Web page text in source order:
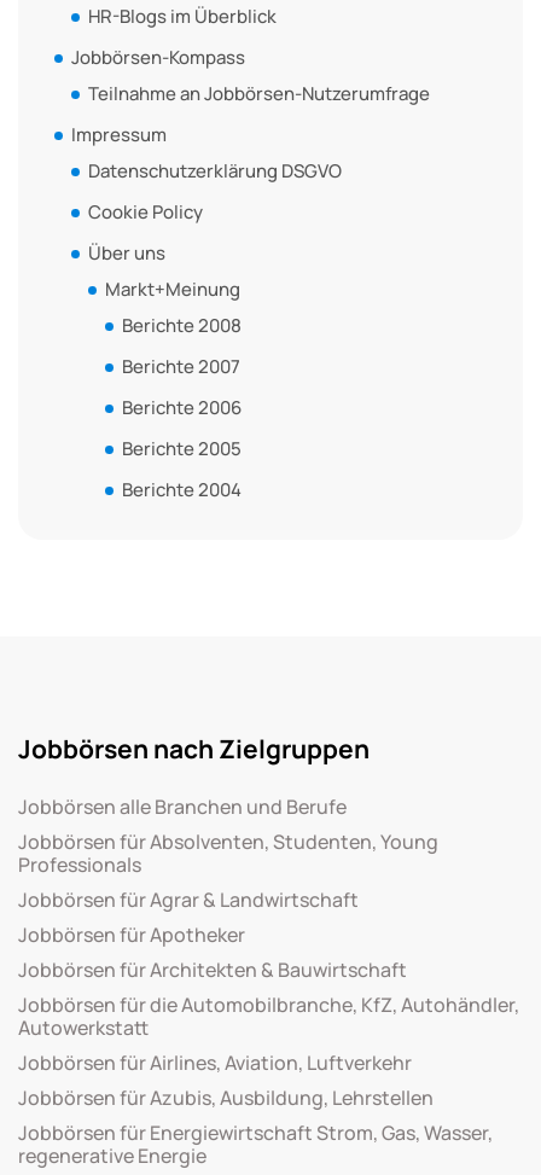
HR-Blogs im Überblick
Jobbörsen-Kompass
Teilnahme an Jobbörsen-Nutzerumfrage
Impressum
Datenschutzerklärung DSGVO
Cookie Policy
Über uns
Markt+Meinung
Berichte 2008
Berichte 2007
Berichte 2006
Berichte 2005
Berichte 2004
Jobbörsen nach Zielgruppen
Jobbörsen alle Branchen und Berufe
Jobbörsen für Absolventen, Studenten, Young
Professionals
Jobbörsen für Agrar & Landwirtschaft
Jobbörsen für Apotheker
Jobbörsen für Architekten & Bauwirtschaft
Jobbörsen für die Automobilbranche, KfZ, Autohändler,
Autowerkstatt
Jobbörsen für Airlines, Aviation, Luftverkehr
Jobbörsen für Azubis, Ausbildung, Lehrstellen
Jobbörsen für Energiewirtschaft Strom, Gas, Wasser,
regenerative Energie